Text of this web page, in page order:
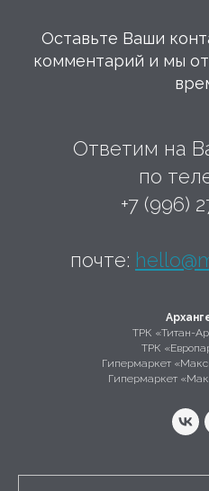
Оставьте Ваши
комментарий и мы
Ответим на
по
+7 (996)
почте:
ТРК «Титан-
ТРК
Гипермаркет
Гипермаркет